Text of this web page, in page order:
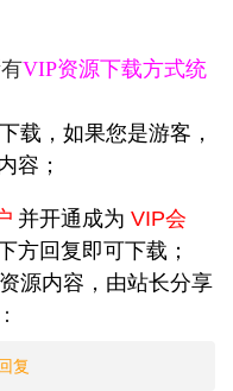
VIP资源下载方式统
载，如果您是游客，
容；
并开通成为 VIP会
方回复即可下载；
源内容，由站长分享
复